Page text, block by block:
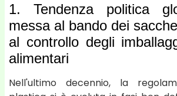
1. Tendenza politica
messa al bando dei
al controllo degli
alimentari
Nell'ultimo decennio, la